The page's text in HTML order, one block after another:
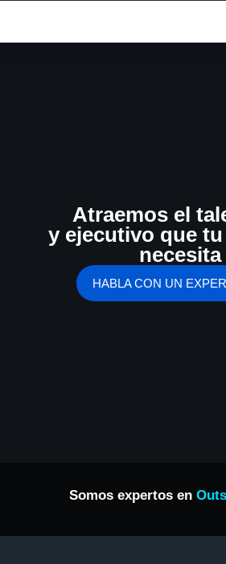
Atraemos el
y ejecutivo que
necesita
HABLA CON UN
Somos expertos en